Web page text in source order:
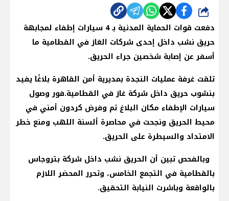
شارك
دفعت قوات الحماية المدنية بـ 4 سيارات إطفاء لمجابهة
حريق نشب داخل إحدى شركات الغاز في القطامية ما
أسفر عن إصابة شخصين جراء الحريق.
تلقت غرفة عمليات النجدة بمديرية أمن القاهرة بلاغًا يفيد
بنشوب حريق داخل شركة غاز في القطامية.فور وصول
سيارات الإطفاء مكان البلاغ تم وفرض كردون أمني في
محيط الحريق ونجحت في محاصرة ألسنة اللهب ومنع خطر
الامتداد والسيطرة على الحريق.
وبالفحص تبين أن الحريق نشب داخل شركة بتروجاس
بالقطامية في التجمع الخامس، وتحرر المحضر اللازم
بالواقعة وباشرت النيابة التحقيق.